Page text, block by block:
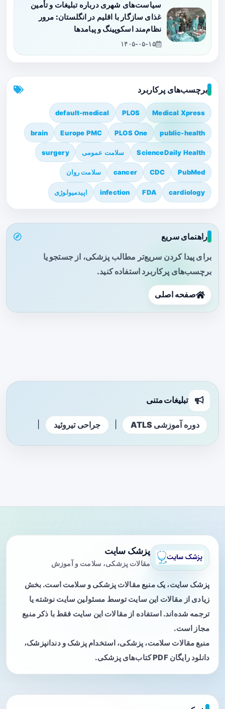
سیاست‌های شهری درباره تبلیغات و تأمین
غذای سازگار با اقلیم در انگلستان: مرور
نظام‌مند اسکوپینگ و پیامدها
۱۴۰۵-۰۵-۱۵
برچسب‌های پرکاربرد
Medical Xpress
PLOS
default-medical
public-health
PLOS One
Europe PMC
brain
ScienceDaily Health سلامت عمومی surgery
PubMed
CDC
cancer سلامت روان
cardiology
FDA
infection اپیدمیولوژی
راهنمای سریع
برای پیدا کردن سریع‌تر مطالب پزشکی، از جستجو یا
برچسب‌های پرکاربرد استفاده کنید.
صفحه اصلی
تبلیغات متنی
دوره آموزشی ATLS جراحی تیروئید
پزشک سایت
مقالات پزشکی، سلامت و آموزش
پزشک سایت، یک منبع مقالات پزشکی و سلامت است. بخش
زیادی از مقالات این سایت توسط مسئولین سایت نوشته یا
ترجمه شده‌اند. استفاده از مقالات این سایت فقط با ذکر منبع
مجاز است.
منبع مقالات سلامت، پزشکی، استخدام پزشک و دندانپزشک،
دانلود رایگان PDF کتاب‌های پزشکی.